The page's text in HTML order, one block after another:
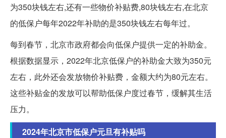
为350块钱左右,还有一些物价补贴费,80块钱左右,在北京
的低保户每年2022年补助的是350块钱左右每年过。
每到春节，北京市政府都会向低保户提供一定的补助金。
根据数据显示，2022年北京低保户的补助金大致为350元
左右，此外还会发放物价补贴费，金额大约为80元左右。
这些补贴金的发放可以帮助低保户度过春节，缓解其生活
压力。
2024年北京市低保户元旦有补贴吗